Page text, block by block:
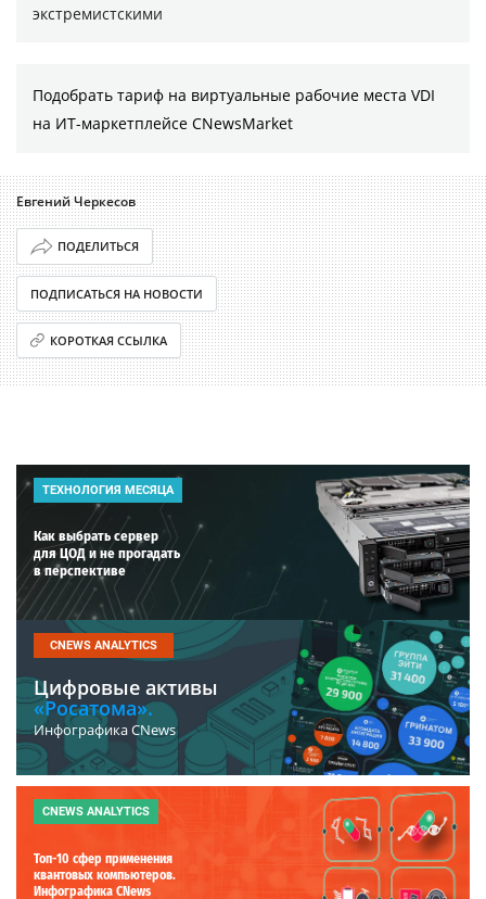
экстремистскими
Подобрать тариф на виртуальные рабочие места VDI
на ИТ-маркетплейсе CNewsMarket
Евгений Черкесов
ПОДЕЛИТЬСЯ
ПОДПИСАТЬСЯ НА НОВОСТИ
КОРОТКАЯ ССЫЛКА
ТЕХНОЛОГИЯ МЕСЯЦА
Как выбрать сервер
для ЦОД и не прогадать
в перспективе
CNEWS ANALYTICS
Цифровые активы
«Росатома».
Инфографика CNews
CNEWS ANALYTICS
Топ-10 сфер применения
квантовых компьютеров.
Инфографика CNews